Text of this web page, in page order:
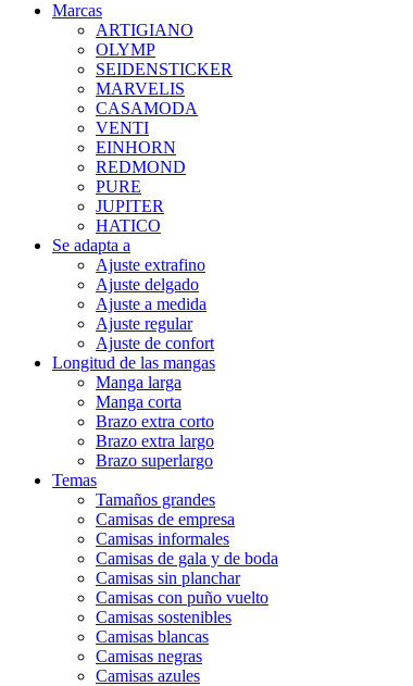
Marcas
ARTIGIANO
OLYMP
SEIDENSTICKER
MARVELIS
CASAMODA
VENTI
EINHORN
REDMOND
PURE
JUPITER
HATICO
Se adapta a
Ajuste extrafino
Ajuste delgado
Ajuste a medida
Ajuste regular
Ajuste de confort
Longitud de las mangas
Manga larga
Manga corta
Brazo extra corto
Brazo extra largo
Brazo superlargo
Temas
Tamaños grandes
Camisas de empresa
Camisas informales
Camisas de gala y de boda
Camisas sin planchar
Camisas con puño vuelto
Camisas sostenibles
Camisas blancas
Camisas negras
Camisas azules